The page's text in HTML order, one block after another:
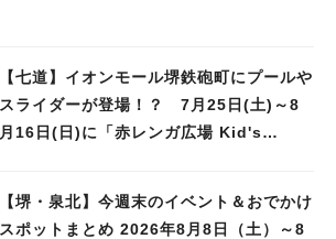
【七道】イオンモール堺鉄砲町にプールや
スライダーが登場！？ 7月25日(土)～8
月16日(日)に「赤レンガ広場 Kid's
【堺・泉北】今週末のイベント＆おでかけ
スポットまとめ 2026年8月8日（土）～8